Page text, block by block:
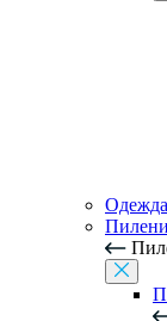
Одежда